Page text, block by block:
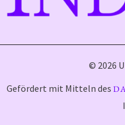
© 2026
Gefördert mit Mitteln des